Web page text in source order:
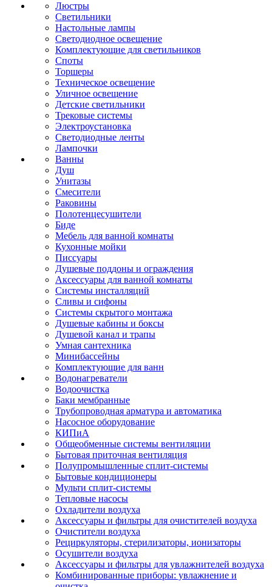
Люстры
Светильники
Настольные лампы
Светодиодное освещение
Комплектующие для светильников
Споты
Торшеры
Техническое освещение
Уличное освещение
Детские светильники
Трековые системы
Электроустановка
Светодиодные ленты
Лампочки
Ванны
Душ
Унитазы
Смесители
Раковины
Полотенцесушители
Биде
Мебель для ванной комнаты
Кухонные мойки
Писсуары
Душевые поддоны и ограждения
Аксессуары для ванной комнаты
Системы инсталляций
Сливы и сифоны
Системы скрытого монтажа
Душевые кабины и боксы
Душевой канал и трапы
Умная сантехника
Минибассейны
Комплектующие для ванн
Водонагреватели
Водоочистка
Баки мембранные
Трубопроводная арматура и автоматика
Насосное оборудование
КИПиА
Общеобменные системы вентиляции
Бытовая приточная вентиляция
Полупромышленные сплит-системы
Бытовые кондиционеры
Мульти сплит-системы
Тепловые насосы
Охладители воздуха
Аксессуары и фильтры для очистителей воздуха
Очистители воздуха
Рециркуляторы, стерилизаторы, ионизаторы
Осушители воздуха
Аксессуары и фильтры для увлажнителей воздуха
Комбинированные приборы: увлажнение и